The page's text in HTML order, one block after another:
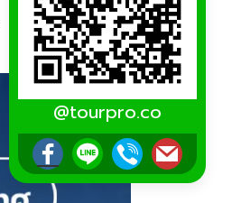
@tourpro.co